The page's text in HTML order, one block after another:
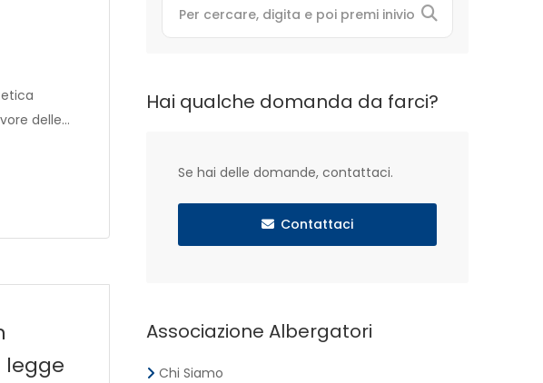
delle…
legge
Hai qualche domanda da farci?
Se hai delle domande, contattaci.
Contattaci
Associazione Albergatori
Chi Siamo